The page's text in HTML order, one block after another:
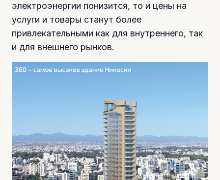
электроэнергии понизится, то и цены на
услуги и товары станут более
привлекательными как для внутреннего, так
и для внешнего рынков.